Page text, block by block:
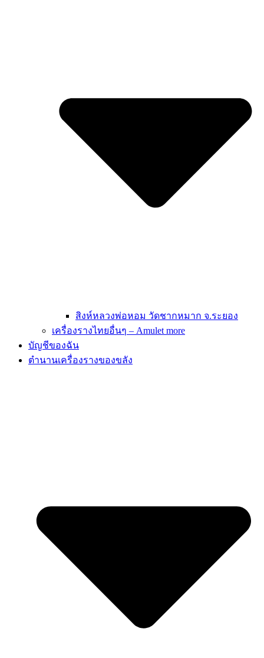
สิงห์หลวงพ่อหอม วัดชากหมาก จ.ระยอง
เครื่องรางไทยอื่นๆ – Amulet more
บัญชีของฉัน
ตำนานเครื่องรางของขลัง